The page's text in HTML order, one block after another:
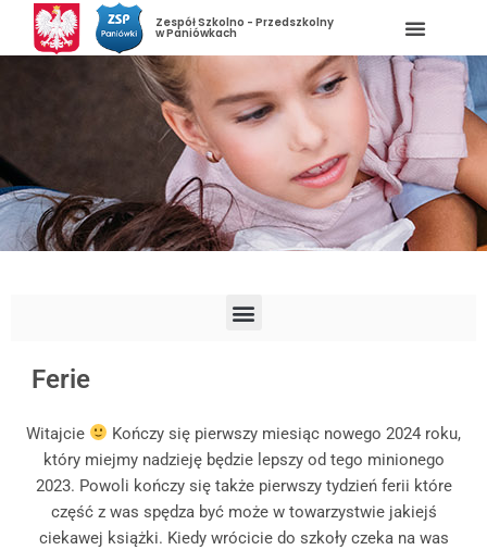
Zespół Szkolno - Przedszkolny
w Paniówkach
Ferie
Witajcie
Kończy się pierwszy miesiąc nowego 2024 roku,
który miejmy nadzieję będzie lepszy od tego minionego
2023. Powoli kończy się także pierwszy tydzień ferii które
część z was spędza być może w towarzystwie jakiejś
ciekawej książki. Kiedy wrócicie do szkoły czeka na was